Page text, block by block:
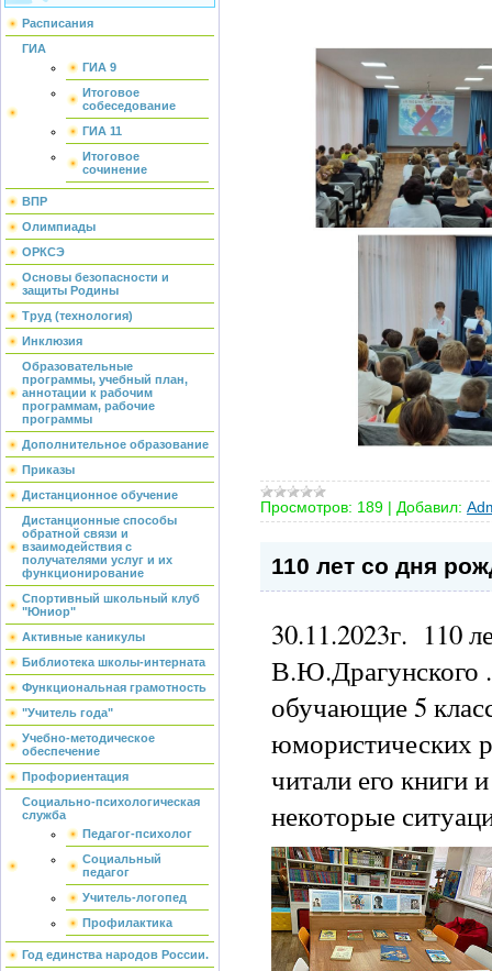
Расписания
ГИА
ГИА 9
Итоговое
собеседование
ГИА 11
Итоговое
сочинение
ВПР
Олимпиады
ОРКСЭ
Основы безопасности и
защиты Родины
Труд (технология)
Инклюзия
Образовательные
программы, учебный план,
аннотации к рабочим
программам, рабочие
программы
Дополнительное образование
Приказы
Дистанционное обучение
Дистанционные способы
обратной связи и
взаимодействия с
получателями услуг и их
функционирование
Спортивный школьный клуб
"Юниор"
Активные каникулы
Библиотека школы-интерната
Функциональная грамотность
"Учитель года"
Учебно-методическое
обеспечение
Профориентация
Социально-психологическая
служба
Педагог-психолог
Социальный
педагог
Учитель-логопед
Профилактика
Год единства народов России.
Просмотров: 189 | Добавил:
110 лет со дня
30.11.2023г. 110
В.Ю.Драгунского
обучающие 5
юмористических
читали его книги
некоторые